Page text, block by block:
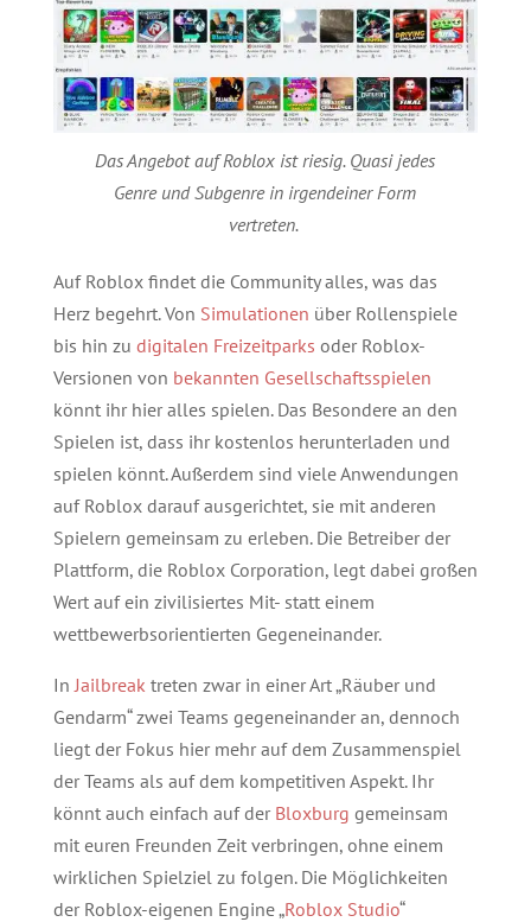
Das Angebot auf Roblox ist riesig. Quasi jedes
Genre und Subgenre in irgendeiner Form
vertreten.
Auf Roblox findet die Community alles, was das
Herz begehrt. Von Simulationen über Rollenspiele
bis hin zu digitalen Freizeitparks oder Roblox-
Versionen von bekannten Gesellschaftsspielen
könnt ihr hier alles spielen. Das Besondere an den
Spielen ist, dass ihr kostenlos herunterladen und
spielen könnt. Außerdem sind viele Anwendungen
auf Roblox darauf ausgerichtet, sie mit anderen
Spielern gemeinsam zu erleben. Die Betreiber der
Plattform, die Roblox Corporation, legt dabei großen
Wert auf ein zivilisiertes Mit- statt einem
wettbewerbsorientierten Gegeneinander.
InJailbreaktreten zwar in einer Art „Räuber und
Gendarm“ zwei Teams gegeneinander an, dennoch
liegt der Fokus hier mehr auf dem Zusammenspiel
der Teams als auf dem kompetitiven Aspekt. Ihr
könnt auch einfach auf der Bloxburg gemeinsam
mit euren Freunden Zeit verbringen, ohne einem
wirklichen Spielziel zu folgen. Die Möglichkeiten
der Roblox-eigenen Engine „Roblox Studio“